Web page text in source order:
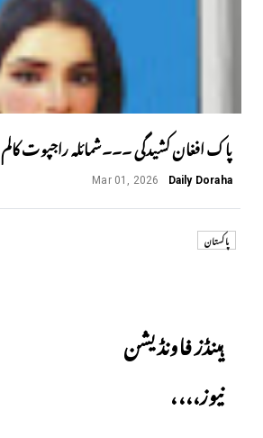
پاک افغان کشیدگی ۔۔۔شمائلہ راجپوت کالم
Daily Doraha
Mar 01, 2026
پاکستان
ہینڈز فاونڈیشن
نیوز،،،،